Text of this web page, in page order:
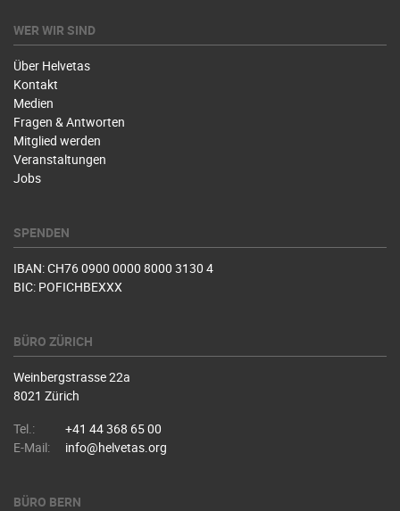
WER WIR SIND
Über Helvetas
Kontakt
Medien
Fragen & Antworten
Mitglied werden
Veranstaltungen
Jobs
SPENDEN
IBAN: CH76 0900 0000 8000 3130 4
BIC: POFICHBEXXX
BÜRO ZÜRICH
Weinbergstrasse 22a
8021 Zürich
Tel.:
+41 44 368 65 00
E-Mail:
info@helvetas.org
BÜRO BERN